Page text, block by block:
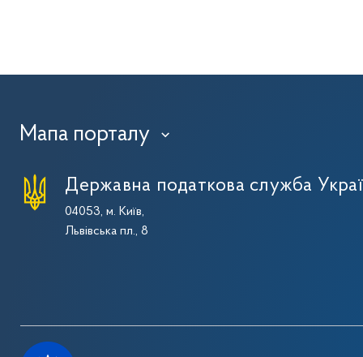
Мапа порталу ›
Державна податкова служба
04053, м. Київ,
Львівська пл., 8